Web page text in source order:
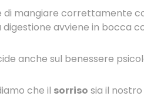
mangiare correttamente
avviene in bocca
anche sul benessere
che il sorriso sia il